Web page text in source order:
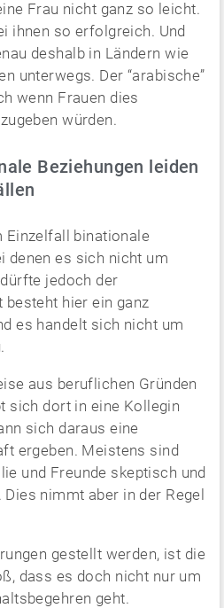
Frau nicht ganz so leicht.
ihnen so erfolgreich. Und
deshalb in Ländern wie
unterwegs. Der “arabische”
wenn Frauen dies
würden.
Beziehungen leiden
Einzelfall binationale
denen es sich nicht um
jedoch der
hier ein ganz
es handelt sich nicht um
aus beruflichen Gründen
sich dort in eine Kollegin
sich daraus eine
ergeben. Meistens sind
und Freunde skeptisch und
nimmt aber in der Regel
gestellt werden, ist die
dass es doch nicht nur um
geht.